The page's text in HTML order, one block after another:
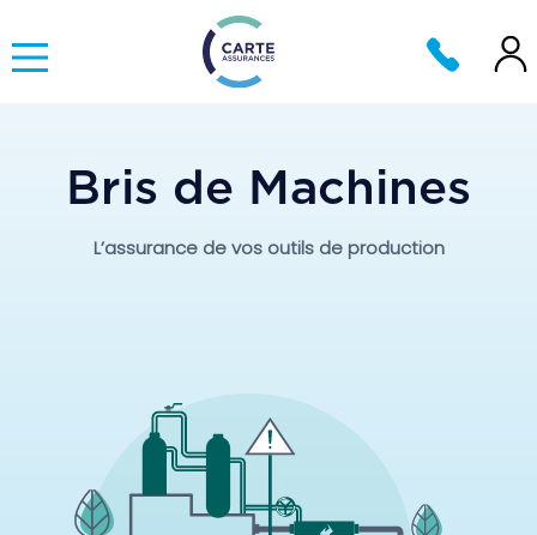
Bris de Machines
L’assurance de vos outils de production